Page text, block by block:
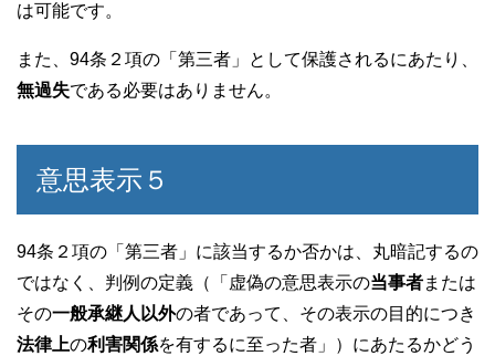
は可能です。
また、94条２項の「第三者」として保護されるにあたり、
無過失である必要はありません。
意思表示５
94条２項の「第三者」に該当するか否かは、丸暗記するの
ではなく、判例の定義（「虚偽の意思表示の当事者または
その一般承継人以外の者であって、その表示の目的につき
法律上の利害関係を有するに至った者」）にあたるかどう